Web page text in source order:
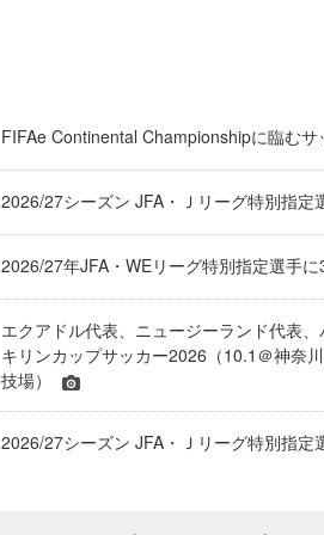
FIFAe Continental Championshipに臨む
2026/27シーズン JFA・Ｊリーグ特別指定
2026/27年JFA・WEリーグ特別指定選手
エクアドル代表、ニュージーランド代表
キリンカップサッカー2026（10.1＠神奈
技場）
2026/27シーズン JFA・Ｊリーグ特別指